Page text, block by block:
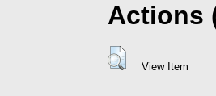
Actions
View Item